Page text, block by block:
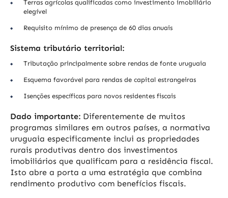
Terras agrícolas qualificadas como investimento imobiliário
elegível
Requisito mínimo de presença de 60 dias anuais
Sistema tributário territorial:
Tributação principalmente sobre rendas de fonte uruguaia
Esquema favorável para rendas de capital estrangeiras
Isenções específicas para novos residentes fiscais
Dado importante: Diferentemente de muitos
programas similares em outros países, a normativa
uruguaia especificamente inclui as propriedades
rurais produtivas dentro dos investimentos
imobiliários que qualificam para a residência fiscal.
Isto abre a porta a uma estratégia que combina
rendimento produtivo com benefícios fiscais.